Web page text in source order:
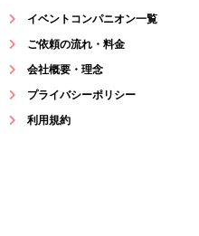
イベントコンパニオン一覧
ご依頼の流れ・料金
会社概要・理念
プライバシーポリシー
利用規約